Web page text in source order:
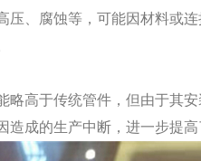
腐蚀等，可能因材料或连
于传统管件，但由于其安
成的生产中断，进一步提高